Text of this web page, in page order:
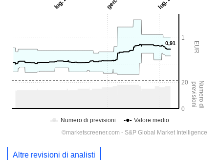
Altre revisioni di analisti